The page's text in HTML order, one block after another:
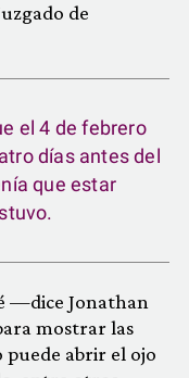
de
el 4 de febrero
días antes del
que estar
—dice Jonathan
mostrar las
puede abrir el ojo